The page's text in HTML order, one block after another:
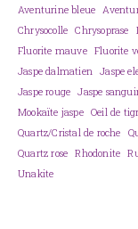
Aventurine bleue
Chrysocolle
Chrysoprase
Fluorite mauve Fluorite
Jaspe dalmatien Jaspe
Jaspe rouge
Jaspe
Mookaïte jaspe Oeil de
Quartz/Cristal de roche
Quartz rose
Rhodonite
Unakite